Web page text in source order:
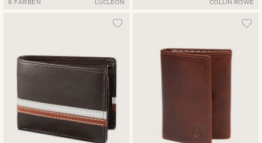
6 FARBEN LUCLEON COLLIN ROWE